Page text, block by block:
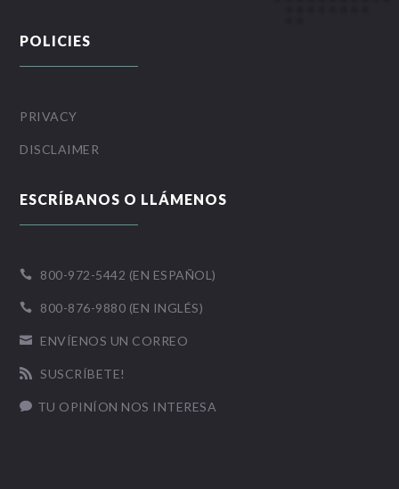
POLICIES
PRIVACY
DISCLAIMER
ESCRÍBANOS O LLÁMENOS
 800-972-5442 (EN ESPAÑOL)
 800-876-9880 (EN INGLÉS)
 ENVÍENOS UN CORREO
 SUSCRÍBETE!
 TU OPINÍON NOS INTERESA